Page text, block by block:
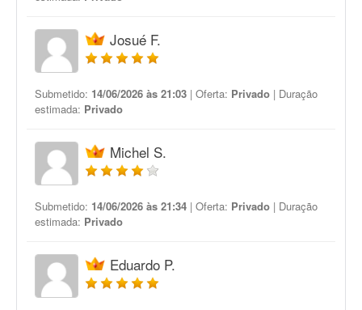
Josué F.
Submetido: 14/06/2026 às 21:03 | Oferta: Privado | Duração
estimada: Privado
Michel S.
Submetido: 14/06/2026 às 21:34 | Oferta: Privado | Duração
estimada: Privado
Eduardo P.